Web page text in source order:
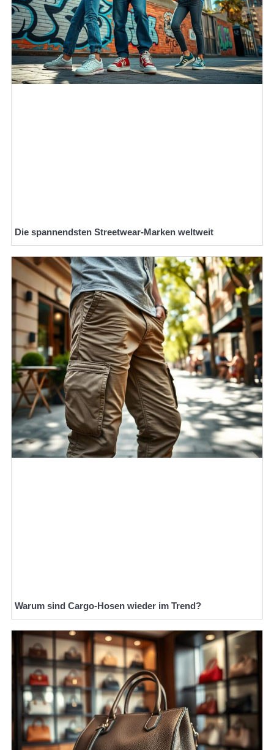
Die spannendsten Streetwear-Marken weltweit
Warum sind Cargo-Hosen wieder im Trend?